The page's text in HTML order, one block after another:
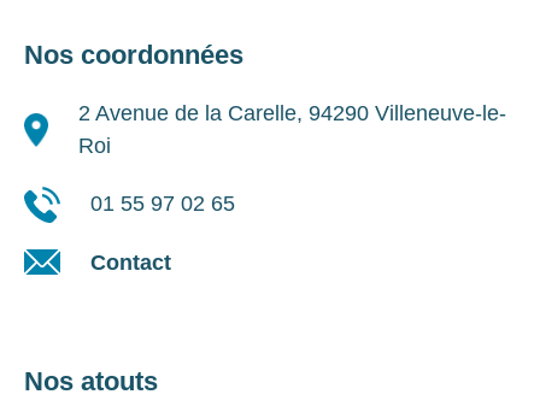
Nos coordonnées
2 Avenue de la Carelle, 94290 Villeneuve-le-
Roi
01 55 97 02 65
Contact
Nos atouts